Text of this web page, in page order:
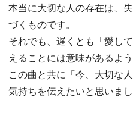
本当に大切な人の存在は、
づくものです。
それでも、遅くとも「愛し
えることには意味があるよう
この曲と共に「今、大切な
気持ちを伝えたいと思いまし